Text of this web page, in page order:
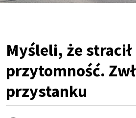
Myśleli, że stracił
przytomność.
przystanku